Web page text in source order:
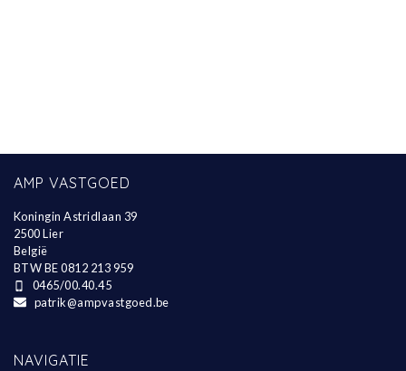
AMP VASTGOED
Koningin Astridlaan 39
2500 Lier
België
BTW BE 0812 213 959
0465/00.40.45
patrik@ampvastgoed.be
NAVIGATIE